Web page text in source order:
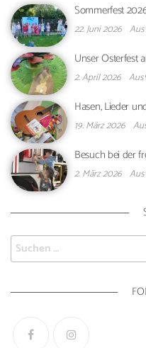
Sommerfest
22. Juni 2026 Aus
Unser Osterfest
2. April 2026 Aus
Hasen, Lieder
19. März 2026
Besuch bei der
2. März 2026 Aus